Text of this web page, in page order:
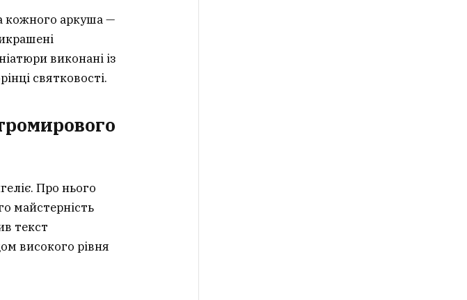
кожного аркуша —
виконані із
святковості.
Про нього
майстерність
текст
високого рівня